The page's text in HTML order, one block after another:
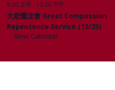
Upcoming Events
10 月
25
9:30 上午- 12:30 下午
大悲懺法會 Great Compassion
Repentence Service (10/25)
View Calendar